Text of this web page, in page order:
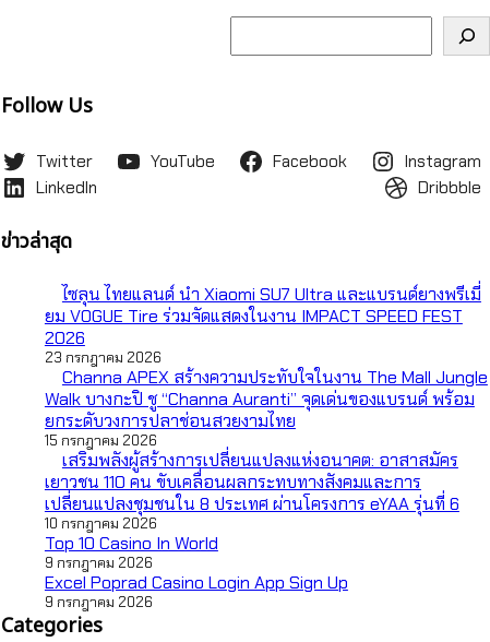
Follow Us
Twitter YouTube Facebook
Instagram
LinkedIn
Dribbble
ข่าวล่าสุด
ไซลุน ไทยแลนด์ นำ Xiaomi SU7 Ultra และแบรนด์ยางพรีเมี่
ยม VOGUE Tire ร่วมจัดแสดงในงาน IMPACT SPEED FEST
2026
23 กรกฎาคม 2026
Channa APEX สร้างความประทับใจในงาน The Mall Jungle
Walk บางกะปิ ชู “Channa Auranti” จุดเด่นของแบรนด์ พร้อม
ยกระดับวงการปลาช่อนสวยงามไทย
15 กรกฎาคม 2026
เสริมพลังผู้สร้างการเปลี่ยนแปลงแห่งอนาคต: อาสาสมัคร
เยาวชน 110 คน ขับเคลื่อนผลกระทบทางสังคมและการ
เปลี่ยนแปลงชุมชนใน 8 ประเทศ ผ่านโครงการ eYAA รุ่นที่ 6
10 กรกฎาคม 2026
Top 10 Casino In World
9 กรกฎาคม 2026
Excel Poprad Casino Login App Sign Up
9 กรกฎาคม 2026
Categories